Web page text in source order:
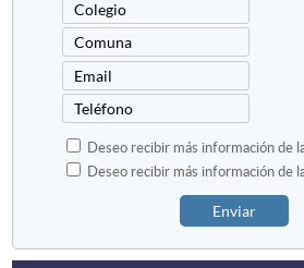
Deseo recibir más información de
Deseo recibir más información de
Enviar